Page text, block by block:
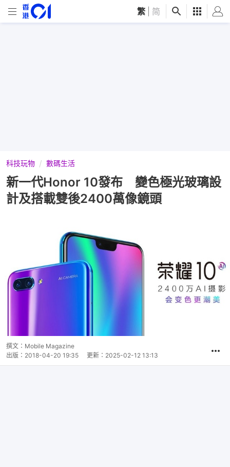
繁 简
科技玩物 數碼生活
新一代Honor 10發布 變色極光玻璃設
計及搭載雙後2400萬像鏡頭
撰文： Mobile Magazine
出版： 2018-04-20 19:35 更新： 2025-02-12 13:13